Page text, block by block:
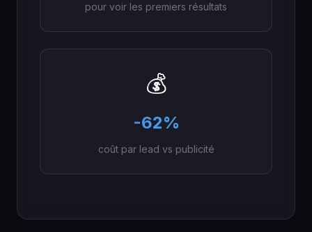
pour voir les premiers résultats
💰
-62%
coût par lead vs publicité